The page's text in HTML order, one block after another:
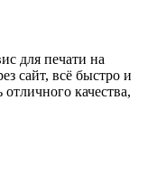
для печати на
сайт, всё быстро и
качества,